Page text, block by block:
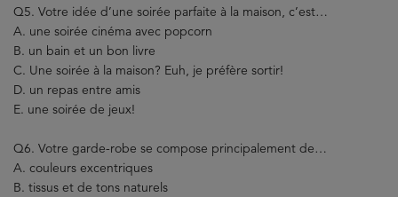
Q5. Votre idée d’une soirée parfaite à la maison, c’est…
A. une soirée cinéma avec popcorn
B. un bain et un bon livre
C. Une soirée à la maison? Euh, je préfère sortir!
D. un repas entre amis
E. une soirée de jeux!
Q6. Votre garde-robe se compose principalement de…
A. couleurs excentriques
B. tissus et de tons naturels